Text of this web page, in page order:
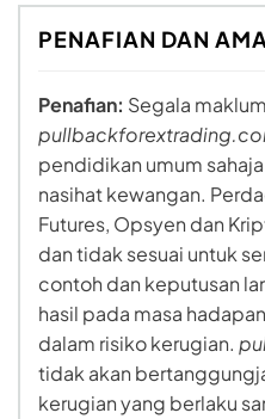
PENAFIAN DAN
Penafian: Segala
pendidikan umum
nasihat kewangan.
Futures, Opsyen dan
dan tidak sesuai untuk
contoh dan keputusan
hasil pada masa
dalam risiko kerugian.
tidak akan
kerugian yang berlaku